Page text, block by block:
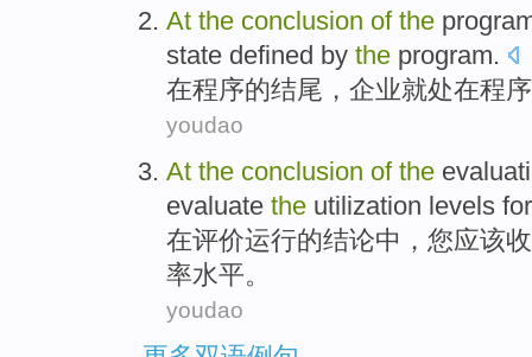
At the conclusion of the
state defined by the program.
在程序的结尾 ， 企业就处在程序
youdao
At the conclusion of the
evaluate the utilization levels
在评价运行的结论中， 您应该
率水平。
youdao